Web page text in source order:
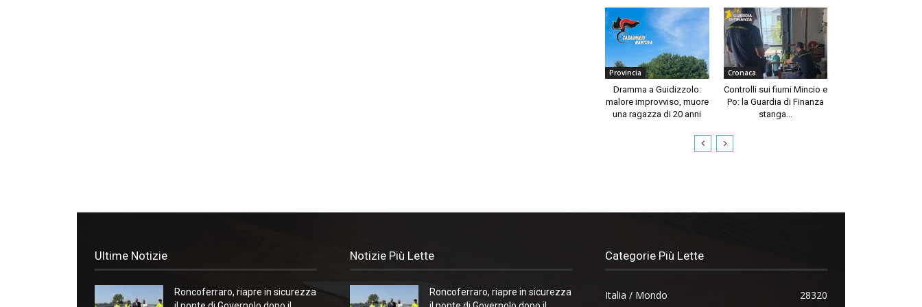
Provincia
Dramma a Guidizzolo:
malore improvviso, muore
una ragazza di 20 anni
Cronaca
Controlli sui fiumi Mincio e
Po: la Guardia di Finanza
stanga...
Ultime Notizie
Roncoferraro, riapre in sicurezza
Notizie Più Lette
Roncoferraro, riapre in sicurezza
Categorie Più Lette
Italia / Mondo 28320